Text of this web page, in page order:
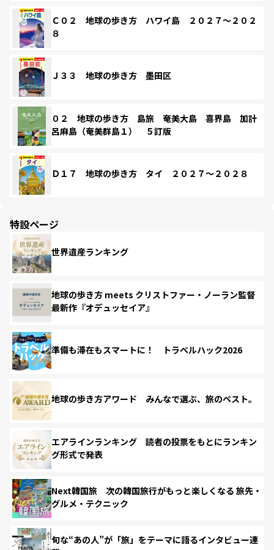
Ｃ０２ 地球の歩き方 ハワイ島 ２０２７～２０２
８
Ｊ３３ 地球の歩き方 墨田区
０２ 地球の歩き方 島旅 奄美大島 喜界島 加計
呂麻島（奄美群島１） ５訂版
Ｄ１７ 地球の歩き方 タイ ２０２７～２０２８
特設ページ
世界遺産ランキング
地球の歩き方 meets クリストファー・ノーラン監督
最新作『オデュッセイア』
準備も滞在もスマートに！ トラベルハック2026
地球の歩き方アワード みんなで選ぶ、旅のベスト。
エアラインランキング 読者の投票をもとにランキン
グ形式で発表
Next韓国旅 次の韓国旅行がもっと楽しくなる 旅先・
グルメ・テクニック
旬な“あの人”が「旅」をテーマに語るインタビュー連